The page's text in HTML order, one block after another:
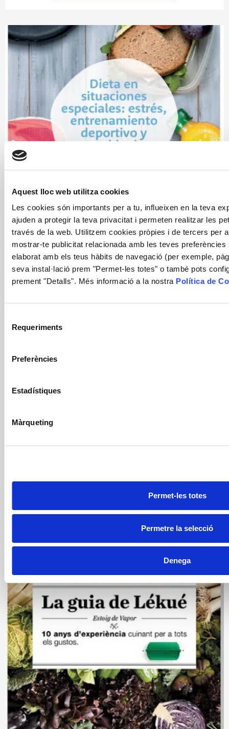
Aquest lloc web utilitza cookies
Les cookies són importants per a tu, influeixen en la teva
ajuden a protegir la teva privacitat i permeten realitzar les
través de la web. Utilitzem cookies pròpies i de tercers per
mostrar-te publicitat relacionada amb les teves preferències
elaborat amb els teus hàbits de navegació (per exemple,
seva instal·lació prem "Permet-les totes" o també pots
prement "Detalls". Més informació a la nostra Política de
Requeriments
Preferències
Estadístiques
Màrqueting
Permet-les totes
Permetre la selecció
Denega
Dieta en situaciones especiales:
estrés, entrenamiento deportivo y
cambio de horarios
situaciones especiales.
Descargar Publicación